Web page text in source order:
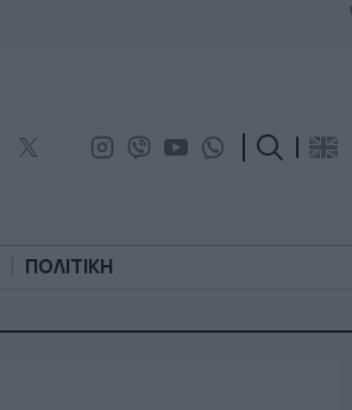
ΠΟΛΙΤΙΚΗ